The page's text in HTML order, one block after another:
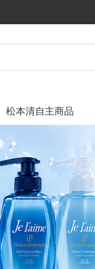
松本清自主商品